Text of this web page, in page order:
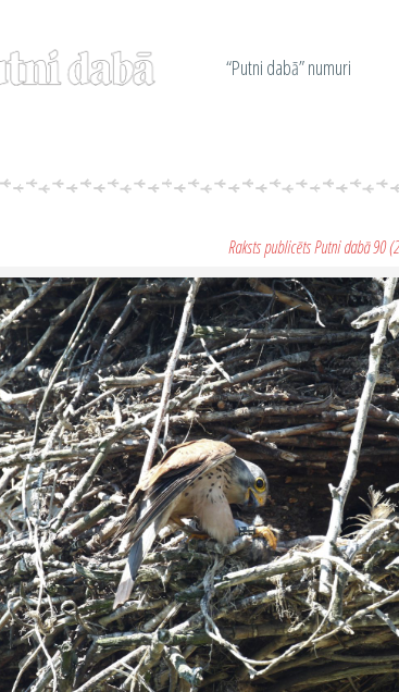
“Putni dabā” numuri
Raksts publicēts Putni dabā 90